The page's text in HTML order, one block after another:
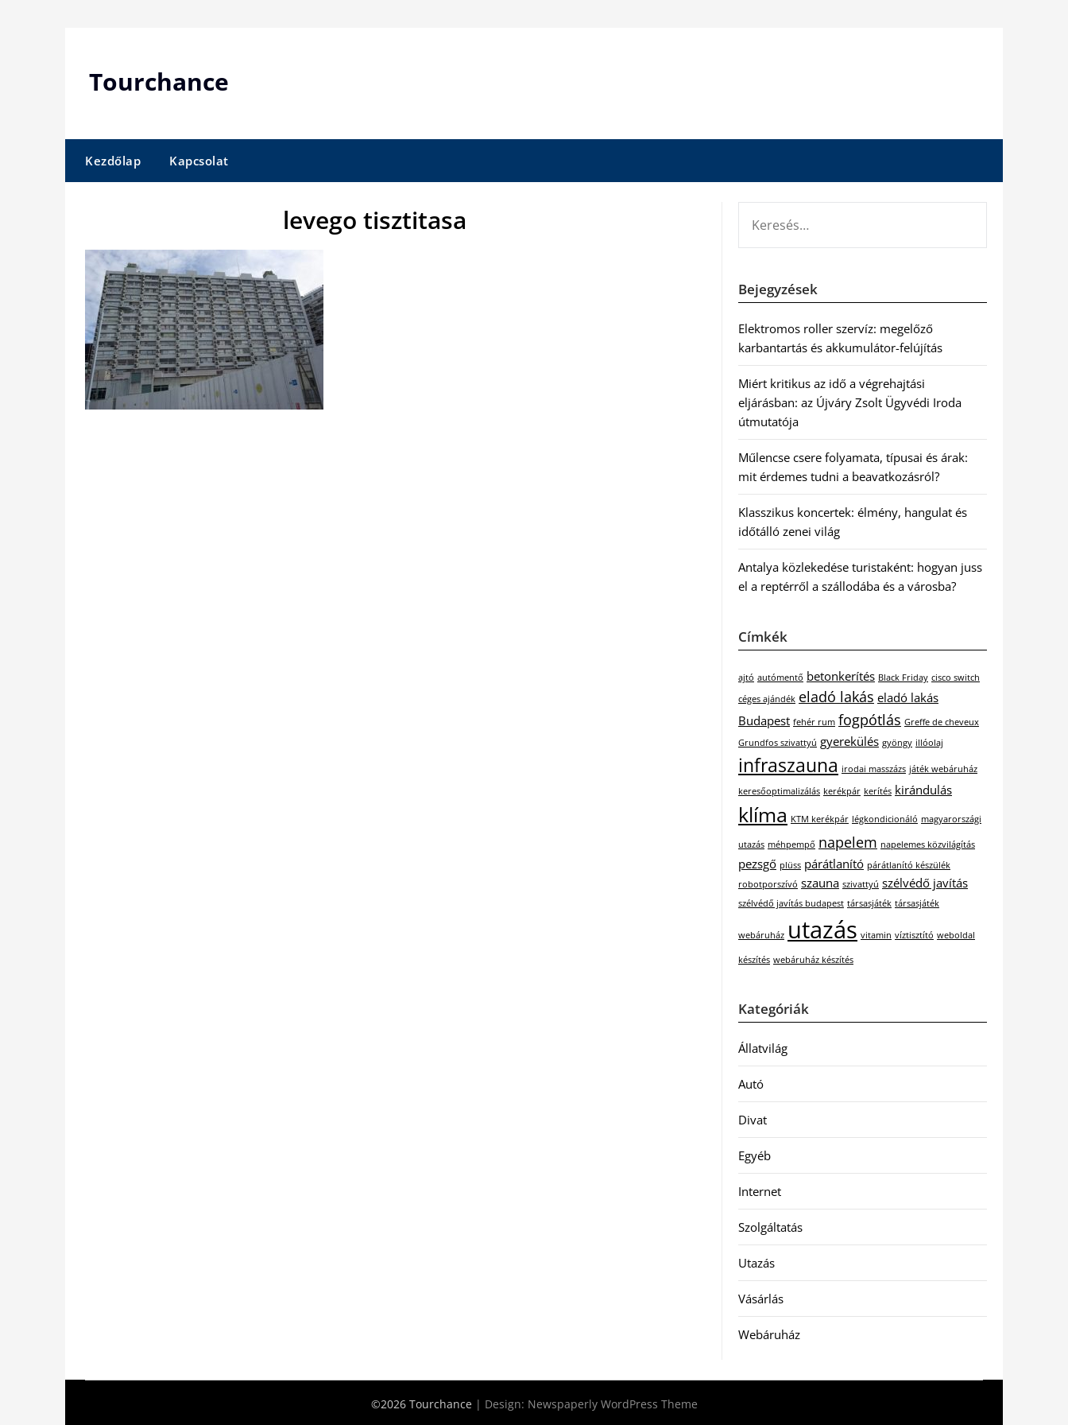
Tourchance
Kezdőlap Kapcsolat
levego tisztitasa
Bejegyzések
Elektromos roller szervíz: megelőző
karbantartás és akkumulátor-felújítás
Miért kritikus az idő a végrehajtási
eljárásban: az Újváry Zsolt Ügyvédi Iroda
útmutatója
Műlencse csere folyamata, típusai és árak:
mit érdemes tudni a beavatkozásról?
Klasszikus koncertek: élmény, hangulat és
időtálló zenei világ
Antalya közlekedése turistaként: hogyan juss
el a reptérről a szállodába és a városba?
Címkék
ajtó autómentő betonkerítés Black Friday cisco switch
céges ajándék eladó lakás eladó lakás
Budapest fehér rum fogpótlás Greffe de cheveux
Grundfos szivattyú gyerekülés gyöngy illóolaj
infraszauna irodai masszázs játék webáruház
keresőoptimalizálás kerékpár kerítés kirándulás
klíma KTM kerékpár légkondicionáló magyarországi
utazás méhpempő napelem napelemes közvilágítás
pezsgő plüss párátlanító párátlanító készülék
robotporszívó szauna szivattyú szélvédő javítás
szélvédő javítás budapest társasjáték társasjáték
webáruház utazás vitamin víztisztító weboldal
készítés webáruház készítés
Kategóriák
Állatvilág
Autó
Divat
Egyéb
Internet
Szolgáltatás
Utazás
Vásárlás
Webáruház
©2026 Tourchance | Design: Newspaperly WordPress Theme